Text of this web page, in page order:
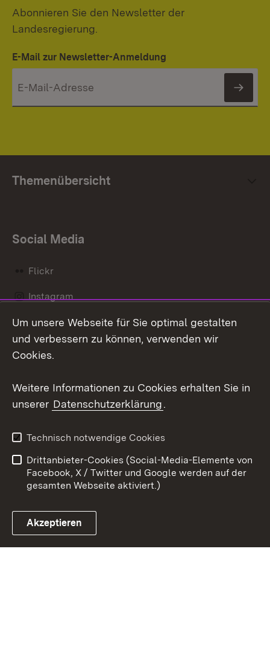
Abonnieren Sie den Newsletter der
Landesregierung.
E-Mail zur Newsletter-Anmeldung
Themenübersicht
Social Media
Flickr
Instagram
Social Wall
Link zum Landesportal
Barrierefreiheit
Benutzungshinweise
Impressum
Cookies
Um unsere Webseite für Sie optimal gestalten
und verbessern zu können, verwenden wir
Cookies.
Weitere Informationen zu Cookies erhalten Sie in
unserer Datenschutzerklärung.
Technisch notwendige Cookies
Drittanbieter-Cookies (Social-Media-Elemente von
Facebook, X / Twitter und Google werden auf der
gesamten Webseite aktiviert.)
Akzeptieren